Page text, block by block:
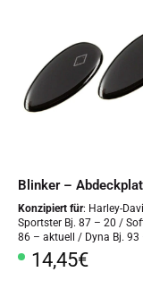
Blinker –
Konzipiert für: Harley-
Sportster Bj. 87 – 20 /
86 – aktuell / Dyna Bj. 93
Sonderpreis
14,45€